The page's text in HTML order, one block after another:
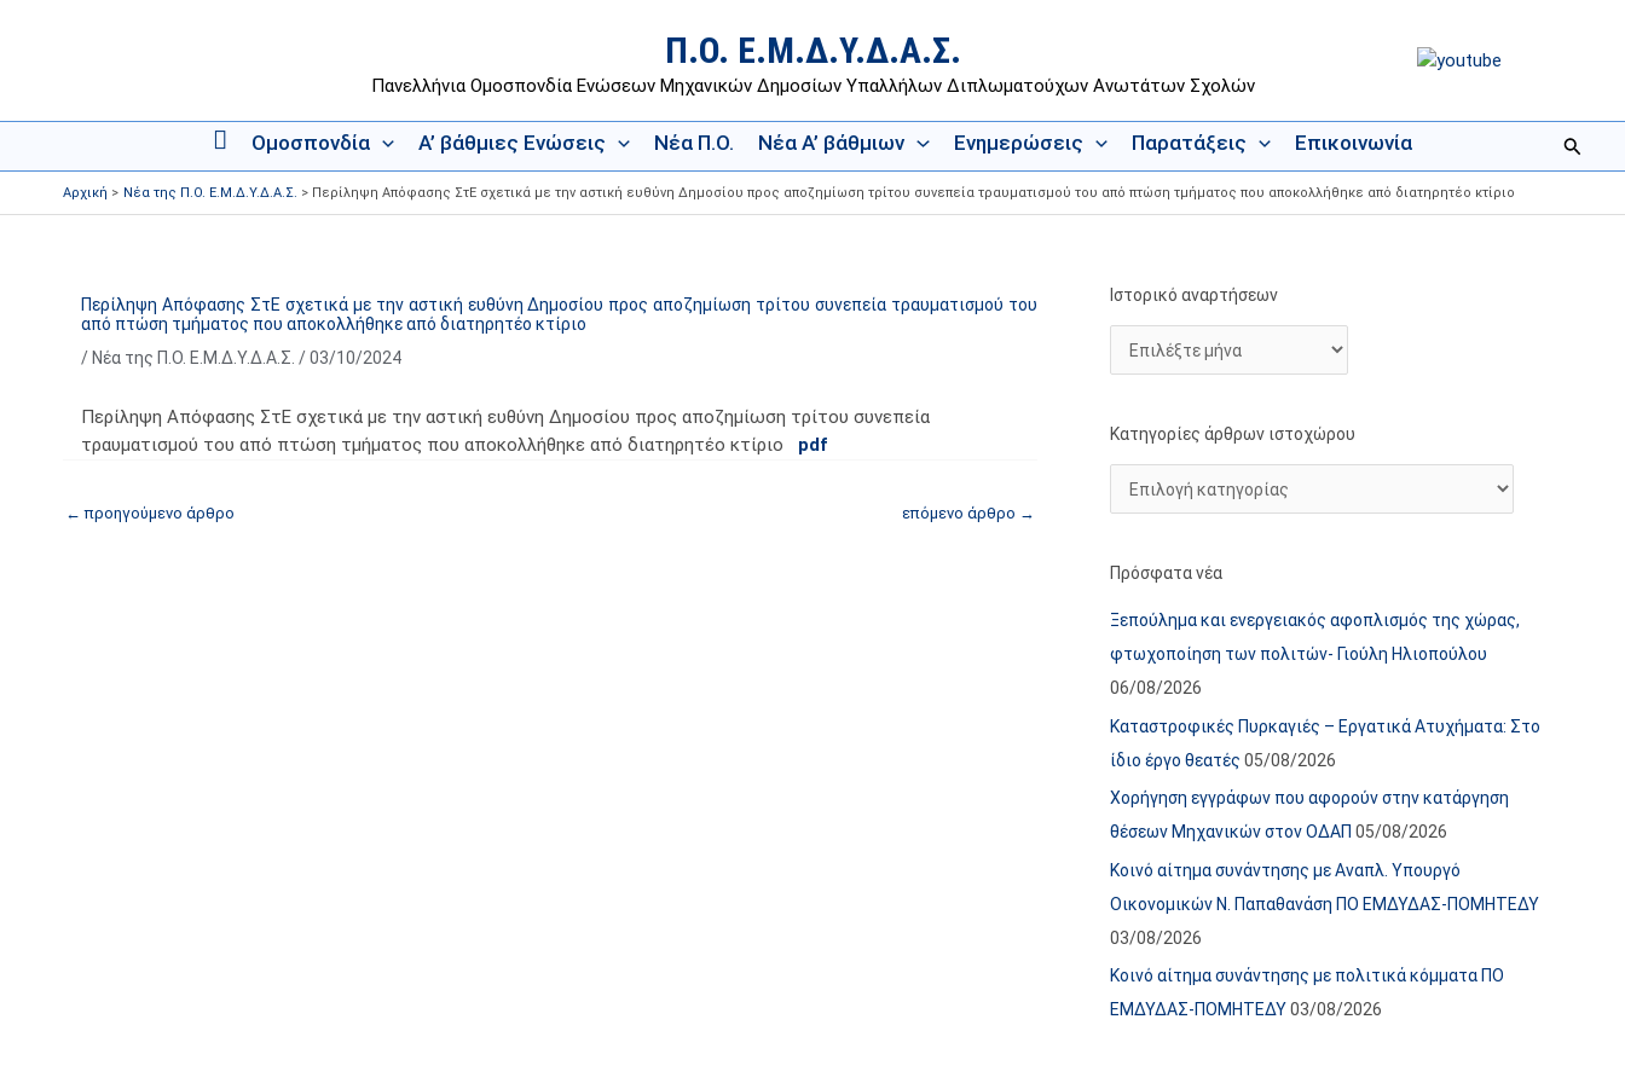
Π.Ο. Ε.Μ.Δ.Υ.Δ.Α.Σ.
Πανελλήνια Ομοσπονδία Ενώσεων Μηχανικών Δημοσίων Υπαλλήλων Διπλωματούχων Ανωτάτων Σχολών
Α
ρ
χ
Ομοσπονδία Α’ βάθμιες Ενώσεις Νέα Π.Ο. Νέα Α’ βάθμιων Ενημερώσεις Παρατάξεις Επικοινωνία
Αρχική Νέα της Π.Ο. Ε.Μ.Δ.Υ.Δ.Α.Σ. Περίληψη Απόφασης ΣτΕ σχετικά με την αστική ευθύνη Δημοσίου προς αποζημίωση τρίτου συνεπεία τραυματισμού του από πτώση τμήματος που αποκολλήθηκε από διατηρητέο κτίριο
Περίληψη Απόφασης ΣτΕ σχετικά με την αστική ευθύνη Δημοσίου προς αποζημίωση τρίτου συνεπεία τραυματισμού του
από πτώση τμήματος που αποκολλήθηκε από διατηρητέο κτίριο
/ Νέα της Π.Ο. Ε.Μ.Δ.Υ.Δ.Α.Σ. /03/10/2024
Περίληψη Απόφασης ΣτΕ σχετικά με την αστική ευθύνη Δημοσίου προς αποζημίωση τρίτου συνεπεία
τραυματισμού του από πτώση τμήματος που αποκολλήθηκε από διατηρητέο κτίριο
pdf
← προηγούμενο άρθρο επόμενο άρθρο →
Ιστορικό αναρτήσεων
Ι
σ
ρ
ι
α
ρ
ή
σ
ε
ω
ν
Κατηγορίες άρθρων ιστοχώρου
Κ
α
γ
ο
ε
ρ
ρ
ω
ν
ι
σ
τ
ο
χ
ώ
Πρόσφατα νέα
Ξεπούλημα και ενεργειακός αφοπλισμός της χώρας,
φτωχοποίηση των πολιτών- Γιούλη Ηλιοπούλου
06/08/2026
Καταστροφικές Πυρκαγιές – Εργατικά Ατυχήματα: Στο
ίδιο έργο θεατές 05/08/2026
Χορήγηση εγγράφων που αφορούν στην κατάργηση
θέσεων Μηχανικών στον ΟΔΑΠ 05/08/2026
Κοινό αίτημα συνάντησης με Αναπλ. Υπουργό
Οικονομικών Ν. Παπαθανάση ΠΟ ΕΜΔΥΔΑΣ-ΠΟΜΗΤΕΔΥ
03/08/2026
Κοινό αίτημα συνάντησης με πολιτικά κόμματα ΠΟ
ΕΜΔΥΔΑΣ-ΠΟΜΗΤΕΔΥ03/08/2026